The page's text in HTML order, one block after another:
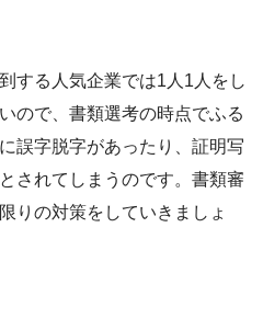
する人気企業では1人1人をし
ので、書類選考の時点でふる
誤字脱字があったり、証明写
されてしまうのです。書類審
りの対策をしていきましょ